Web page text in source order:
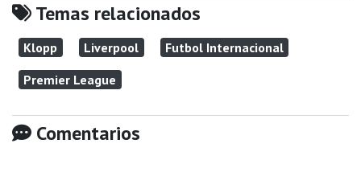
Temas relacionados
Klopp Liverpool
Futbol Internacional
Premier League
Comentarios